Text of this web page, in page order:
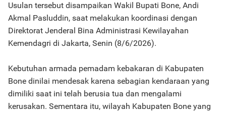
Usulan tersebut disampaikan Wakil Bupati Bone, Andi
Akmal Pasluddin, saat melakukan koordinasi dengan
Direktorat Jenderal Bina Administrasi Kewilayahan
Kemendagri di Jakarta, Senin (8/6/2026).
Kebutuhan armada pemadam kebakaran di Kabupaten
Bone dinilai mendesak karena sebagian kendaraan yang
dimiliki saat ini telah berusia tua dan mengalami
kerusakan. Sementara itu, wilayah Kabupaten Bone yang